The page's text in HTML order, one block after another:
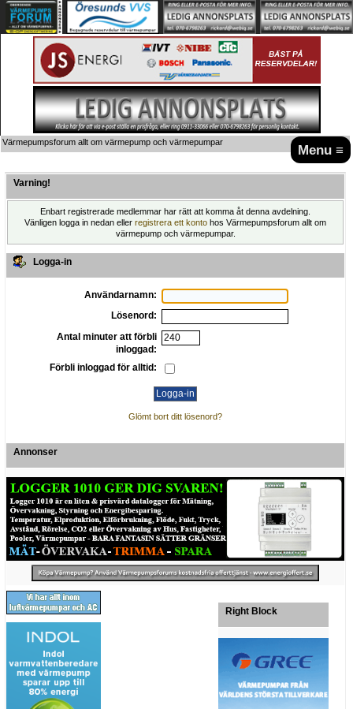
Menu ≡
Värmepumpsforum allt om värmepump och värmepumpar
Varning!
Enbart registrerade medlemmar har rätt att komma åt denna avdelning.
Vänligen logga in nedan eller registrera ett konto hos Värmepumpsforum allt om
värmepump och värmepumpar.
Logga-in
Användarnamn:
Lösenord:
Antal minuter att förbli
inloggad:
Förbli inloggad för alltid:
Glömt bort ditt lösenord?
Annonser
Right Block